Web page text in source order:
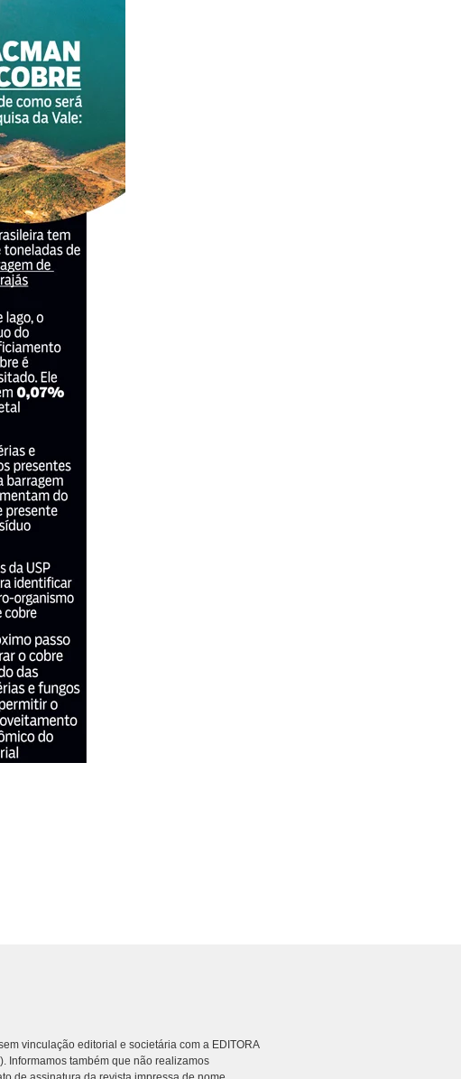
vinculação editorial e societária com a EDITORA
Informamos também que não realizamos